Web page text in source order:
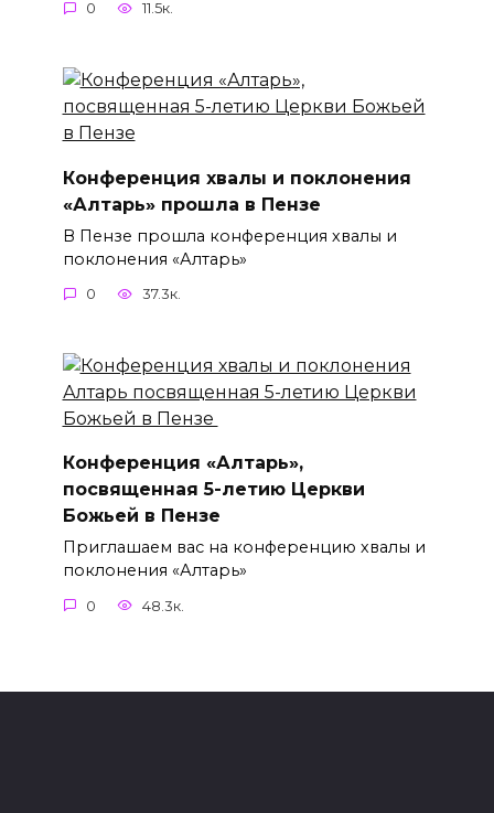
0 11.5к.
Конференция хвалы и поклонения
«Алтарь» прошла в Пензе
В Пензе прошла конференция хвалы и
поклонения «Алтарь»
0 37.3к.
Конференция «Алтарь»,
посвященная 5-летию Церкви
Божьей в Пензе
Приглашаем вас на конференцию хвалы и
поклонения «Алтарь»
0 48.3к.